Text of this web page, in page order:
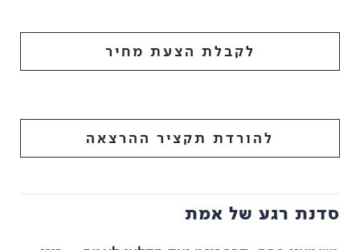
לקבלת הצעת מחיר
להורדת תקציר ההרצאה
סדנת רגע של אמת